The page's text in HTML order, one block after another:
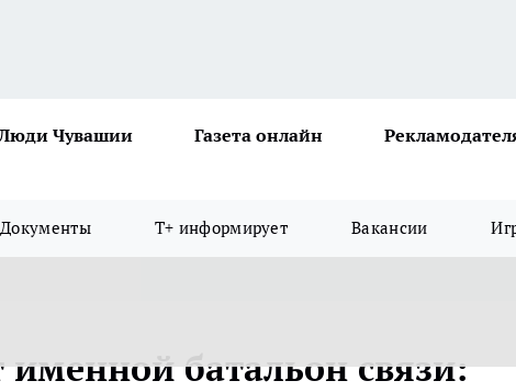
Чувашии Газета онлайн
Документы Т+ информирует Вакансии
батальон связи: